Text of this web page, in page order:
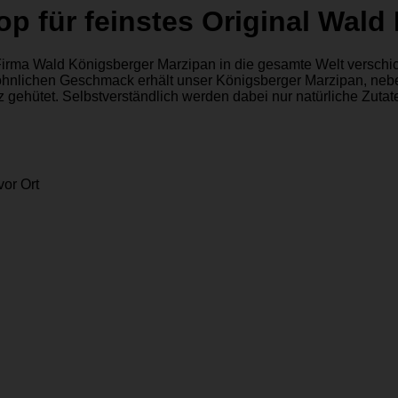
für feinstes Original
Wald Königsberger Marzipan in die gesamte Welt
Geschmack erhält unser Königsberger Marzipan,
Selbstverständlich werden dabei nur natürliche
Ort